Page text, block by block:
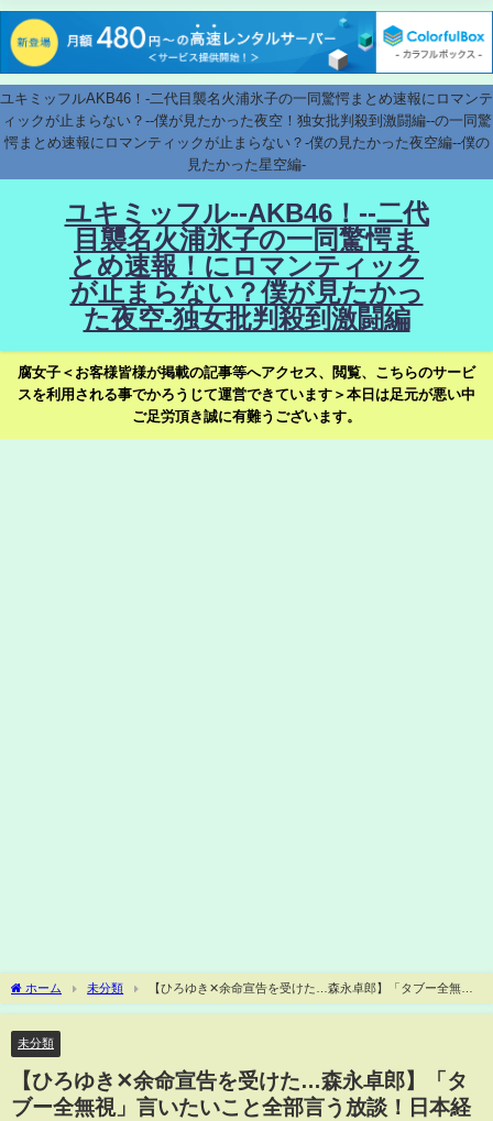
ユキミッフルAKB46！-二代目襲名火浦氷子の一同驚愕まとめ速報にロマンテ
ィックが止まらない？--僕が見たかった夜空！独女批判殺到激闘編--の一同驚
愕まとめ速報にロマンティックが止まらない？-僕の見たかった夜空編--僕の
見たかった星空編-
ユキミッフル--AKB46！--二代
目襲名火浦氷子の一同驚愕ま
とめ速報！にロマンティック
が止まらない？僕が見たかっ
た夜空-独女批判殺到激闘編
腐女子＜お客様皆様が掲載の記事等へアクセス、閲覧、こちらのサービ
スを利用される事でかろうじて運営できています＞本日は足元が悪い中
ご足労頂き誠に有難うございます。
ホーム 未分類
【ひろゆき✕余命宣告を受けた…森永卓郎】「タブー全無
視」言いたいこと全部言う放談！日本経済の闇と未来〜新NISAは絶対やるな！財務省
未分類
【ひろゆき✕余命宣告を受けた…森永卓郎】「タ
ブー全無視」言いたいこと全部言う放談！日本経